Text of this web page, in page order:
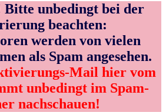
unbedingt bei der
beachten:
werden von vielen
als Spam angesehen.
Mail hier vom
unbedingt im Spam-
nachschauen!